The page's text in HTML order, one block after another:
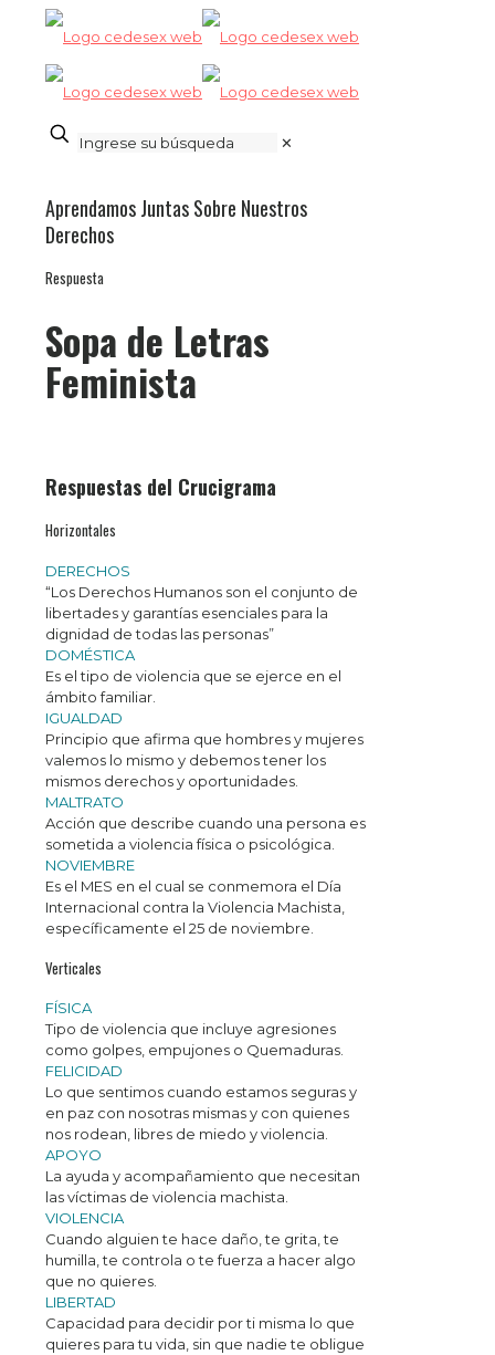
✕
Aprendamos Juntas Sobre Nuestros
Derechos
Respuesta
Sopa de Letras
Feminista
Respuestas del Crucigrama
Horizontales
DERECHOS
“Los Derechos Humanos son el conjunto de
libertades y garantías esenciales para la
dignidad de todas las personas”
DOMÉSTICA
Es el tipo de violencia que se ejerce en el
ámbito familiar.
IGUALDAD
Principio que afirma que hombres y mujeres
valemos lo mismo y debemos tener los
mismos derechos y oportunidades.
MALTRATO
Acción que describe cuando una persona es
sometida a violencia física o psicológica.
NOVIEMBRE
Es el MES en el cual se conmemora el Día
Internacional contra la Violencia Machista,
específicamente el 25 de noviembre.
Verticales
FÍSICA
Tipo de violencia que incluye agresiones
como golpes, empujones o Quemaduras.
FELICIDAD
Lo que sentimos cuando estamos seguras y
en paz con nosotras mismas y con quienes
nos rodean, libres de miedo y violencia.
APOYO
La ayuda y acompañamiento que necesitan
las víctimas de violencia machista.
VIOLENCIA
Cuando alguien te hace daño, te grita, te
humilla, te controla o te fuerza a hacer algo
que no quieres.
LIBERTAD
Capacidad para decidir por ti misma lo que
quieres para tu vida, sin que nadie te obligue